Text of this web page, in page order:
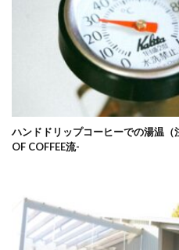
ハンドドリップコーヒーでの湯温
OF COFFEE流-